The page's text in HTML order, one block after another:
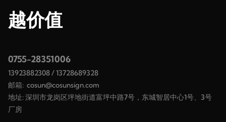
越价值
0755-28351006
13923882308/13728689328
邮箱: cosun@cosunsign.com
地址: 深圳市龙岗区坪地街道富坪中路7号，东城智居中心1号、3号
厂房